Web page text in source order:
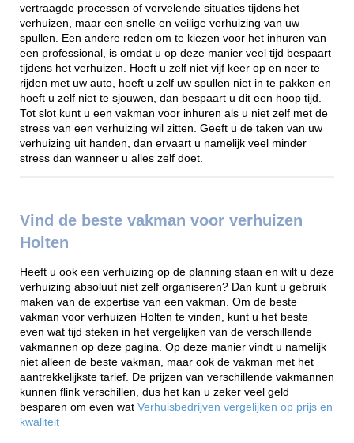
vertraagde processen of vervelende situaties tijdens het
verhuizen, maar een snelle en veilige verhuizing van uw
spullen. Een andere reden om te kiezen voor het inhuren van
een professional, is omdat u op deze manier veel tijd bespaart
tijdens het verhuizen. Hoeft u zelf niet vijf keer op en neer te
rijden met uw auto, hoeft u zelf uw spullen niet in te pakken en
hoeft u zelf niet te sjouwen, dan bespaart u dit een hoop tijd.
Tot slot kunt u een vakman voor inhuren als u niet zelf met de
stress van een verhuizing wil zitten. Geeft u de taken van uw
verhuizing uit handen, dan ervaart u namelijk veel minder
stress dan wanneer u alles zelf doet.
Vind de beste vakman voor verhuizen
Holten
Heeft u ook een verhuizing op de planning staan en wilt u deze
verhuizing absoluut niet zelf organiseren? Dan kunt u gebruik
maken van de expertise van een vakman. Om de beste
vakman voor verhuizen Holten te vinden, kunt u het beste
even wat tijd steken in het vergelijken van de verschillende
vakmannen op deze pagina. Op deze manier vindt u namelijk
niet alleen de beste vakman, maar ook de vakman met het
aantrekkelijkste tarief. De prijzen van verschillende vakmannen
kunnen flink verschillen, dus het kan u zeker veel geld
besparen om even wat Verhuisbedrijven vergelijken op prijs en
kwaliteit